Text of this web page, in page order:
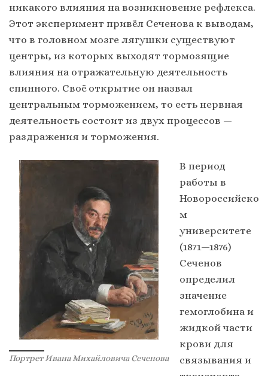
никакого влияния на возникновение рефлекса.
Этот эксперимент привёл Сеченова к выводам,
что в головном мозге лягушки существуют
центры, из которых выходят тормозящие
влияния на отражательную деятельность
спинного. Своё открытие он назвал
центральным торможением, то есть нервная
деятельность состоит из двух процессов —
раздражения и торможения.
Портрет Ивана Михайловича Сеченова
В период
работы в
Новороссийско
м
университете
(1871—1876)
Сеченов
определил
значение
гемоглобина и
жидкой части
крови для
связывания и